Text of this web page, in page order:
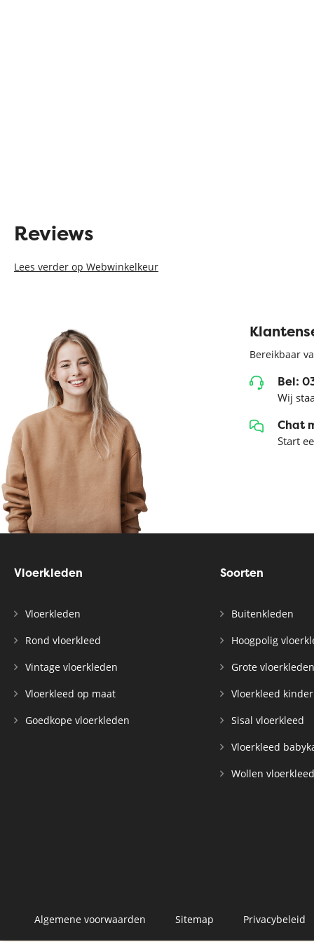
Reviews
Lees verder op Webwinkelkeur
Bereikbaar
Bel:
Wij
Chat
Start
Vloerkleden
Vloerkleden
Rond vloerkleed
Vintage vloerkleden
Vloerkleed op maat
Goedkope vloerkleden
Soorten
Buitenkleden
Hoogpolig
Grote vloerkleden
Vloerkleed
Sisal vloerkleed
Vloerkleed
Wollen vloerkleed
Algemene voorwaarden Sitemap Privacybeleid